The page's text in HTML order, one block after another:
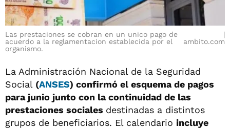
Las prestaciones se cobran en un unico pago de
acuerdo a la reglamentacion establecida por el
organismo.
ambito.com
La Administración Nacional de la Seguridad
Social (ANSES) confirmó el esquema de pagos
para junio junto con la continuidad de las
prestaciones sociales destinadas a distintos
grupos de beneficiarios. El calendario incluye